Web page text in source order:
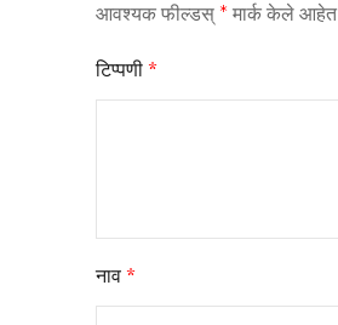
आवश्यक फील्डस् * मार्क केले आहेत
टिप्पणी *
नाव *